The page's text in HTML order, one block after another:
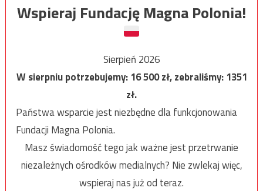
Wspieraj Fundację Magna Polonia!
Sierpień 2026
W sierpniu potrzebujemy:16 500zł, zebraliśmy:1351
zł.
Państwa wsparcie jest niezbędne dla funkcjonowania
Fundacji Magna Polonia.
Masz świadomość tego jak ważne jest przetrwanie
niezależnych ośrodków medialnych? Nie zwlekaj więc,
wspieraj nas już od teraz.